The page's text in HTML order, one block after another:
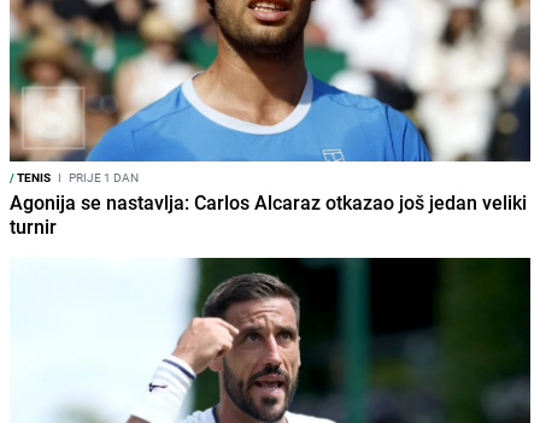
/TENIS I PRIJE 1 DAN
Agonija se nastavlja: Carlos Alcaraz otkazao još jedan veliki
turnir